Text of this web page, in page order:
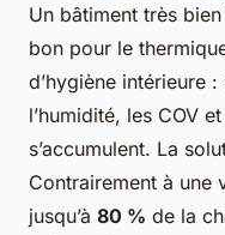
Un bâtiment très
bon pour le
d’hygiène intérieure :
l’humidité, les COV
s’accumulent. La
Contrairement à une
jusqu’à 80 % de la